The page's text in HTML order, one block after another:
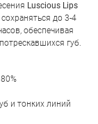
Luscious Lips
до 3-4
обеспечивая
губ.
и тонких линий